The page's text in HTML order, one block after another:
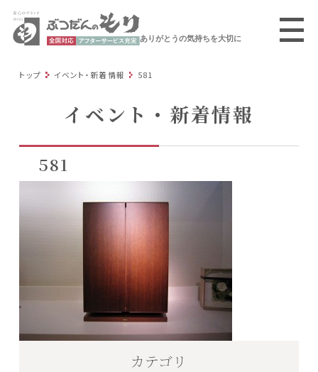
ありがとうの気持ちを大切に
トップ イベント・新着情報 581
イベント・新着情報
581
カテゴリ